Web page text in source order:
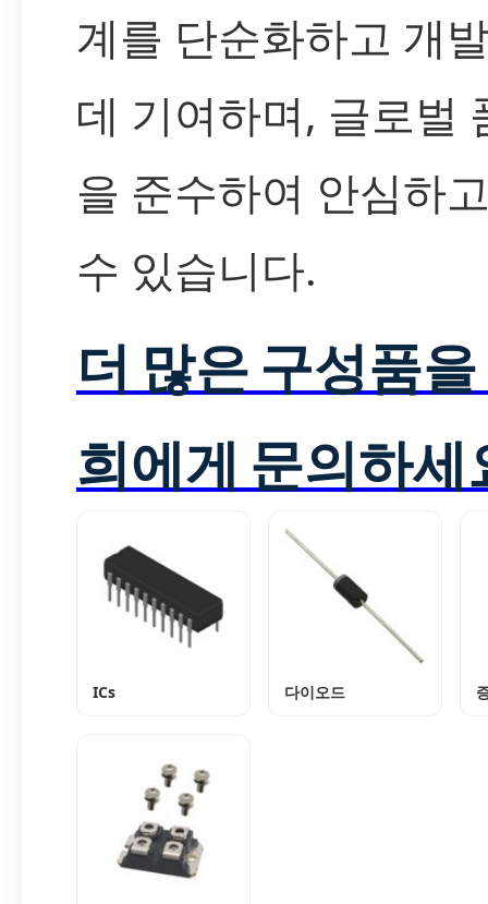
계를 단순화하고 개
데 기여하며, 글로벌
을 준수하여 안심하
수 있습니다.
더 많은 구성품
희에게 문의하세
ICs 다이오드